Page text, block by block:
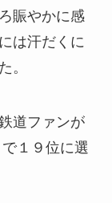
賑やかに感
は汗だくに
。
道ファンが
１９位に選